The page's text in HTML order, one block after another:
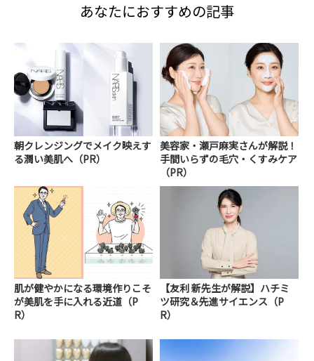
あなたにおすすめの記事
朝クレンジングでメイク映えす
る潤い美肌へ（PR）
美容家・瀬戸麻実さんが解説！
手間いらずの毛穴・くすみケア
（PR）
肌が健やかになる環境作りこそ
が美肌を手に入れる近道（P
R）
【友利 新先生が解説】ハチミ
ツ研究＆先進サイエンス（P
R）